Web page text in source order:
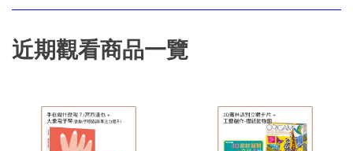
近期觀看商品一覽